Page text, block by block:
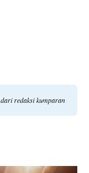
redaksi kumparan